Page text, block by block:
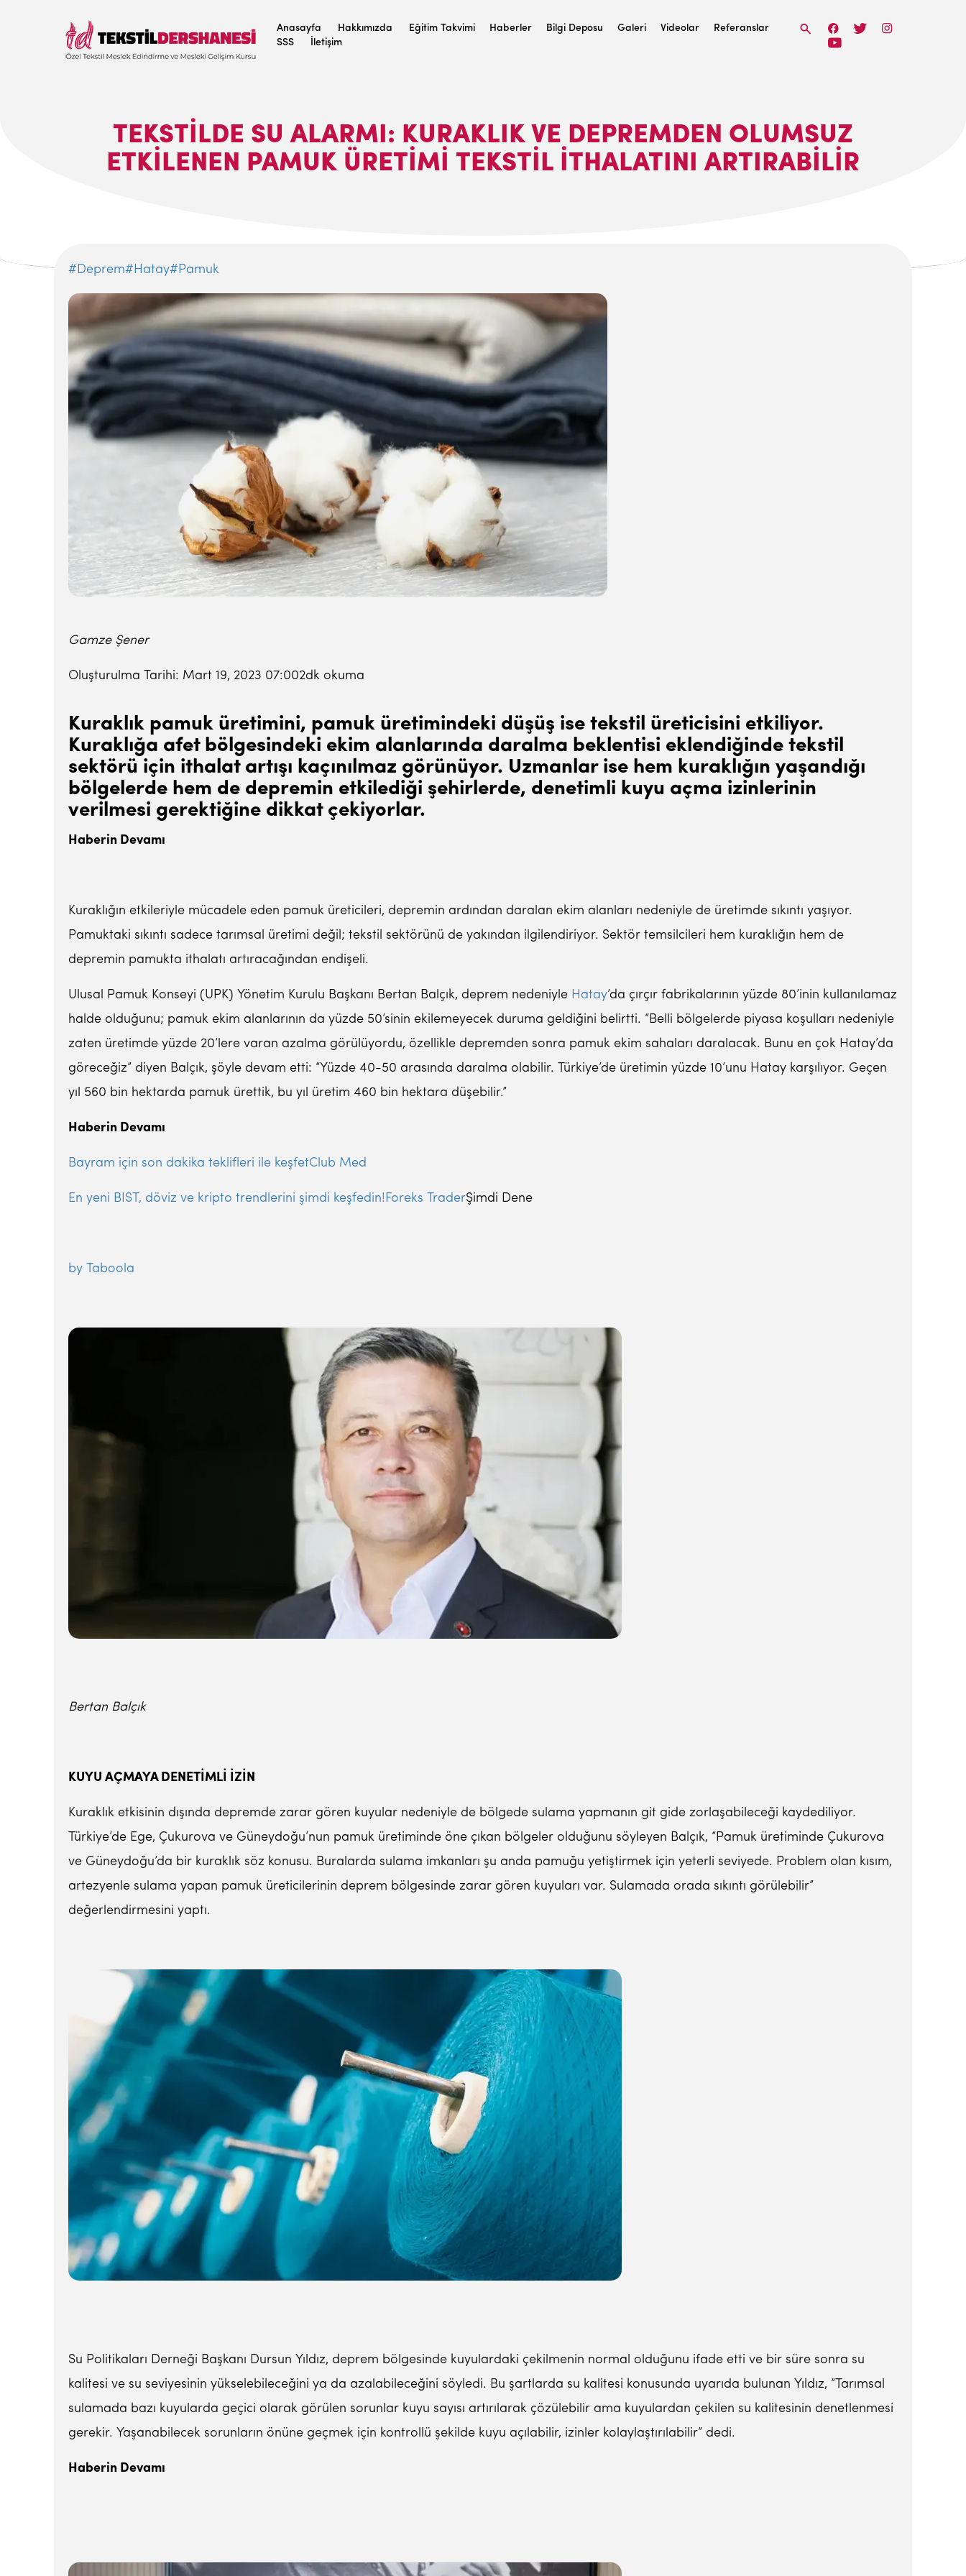
Anasayfa Hakkımızda Eğitim Takvimi Haberler Bilgi Deposu Galeri Videolar
Referanslar
SSS
İletişim
TEKSTILDE SU ALARMI: KURAKLIK VE DEPREMDEN OLUMSUZ
ETKILENEN PAMUK ÜRETIMI TEKSTIL ITHALATINI ARTIRABILIR
#Deprem#Hatay#Pamuk
Gamze Şener
Oluşturulma Tarihi: Mart 19, 2023 07:002dk okuma
Kuraklık pamuk üretimini, pamuk üretimindeki düşüş ise tekstil üreticisini etkiliyor.
Kuraklığa afet bölgesindeki ekim alanlarında daralma beklentisi eklendiğinde tekstil
sektörü için ithalat artışı kaçınılmaz görünüyor. Uzmanlar ise hem kuraklığın yaşandığı
bölgelerde hem de depremin etkilediği şehirlerde, denetimli kuyu açma izinlerinin
verilmesi gerektiğine dikkat çekiyorlar.
Haberin Devamı
Kuraklığın etkileriyle mücadele eden pamuk üreticileri, depremin ardından daralan ekim alanları nedeniyle de üretimde sıkıntı yaşıyor.
Pamuktaki sıkıntı sadece tarımsal üretimi değil; tekstil sektörünü de yakından ilgilendiriyor. Sektör temsilcileri hem kuraklığın hem de
depremin pamukta ithalatı artıracağından endişeli.
Ulusal Pamuk Konseyi (UPK) Yönetim Kurulu Başkanı Bertan Balçık, deprem nedeniyle Hatay’da çırçır fabrikalarının yüzde 80’inin kullanılamaz
halde olduğunu; pamuk ekim alanlarının da yüzde 50’sinin ekilemeyecek duruma geldiğini belirtti. “Belli bölgelerde piyasa koşulları nedeniyle
zaten üretimde yüzde 20’lere varan azalma görülüyordu, özellikle depremden sonra pamuk ekim sahaları daralacak. Bunu en çok Hatay’da
göreceğiz” diyen Balçık, şöyle devam etti: “Yüzde 40-50 arasında daralma olabilir. Türkiye’de üretimin yüzde 10’unu Hatay karşılıyor. Geçen
yıl 560 bin hektarda pamuk ürettik, bu yıl üretim 460 bin hektara düşebilir.”
Haberin Devamı
Bayram için son dakika teklifleri ile keşfetClub Med
En yeni BIST, döviz ve kripto trendlerini şimdi keşfedin!Foreks TraderŞimdi Dene
by Taboola
Bertan Balçık
KUYU AÇMAYA DENETİMLİ İZİN
Kuraklık etkisinin dışında depremde zarar gören kuyular nedeniyle de bölgede sulama yapmanın git gide zorlaşabileceği kaydediliyor.
Türkiye’de Ege, Çukurova ve Güneydoğu’nun pamuk üretiminde öne çıkan bölgeler olduğunu söyleyen Balçık, “Pamuk üretiminde Çukurova
ve Güneydoğu’da bir kuraklık söz konusu. Buralarda sulama imkanları şu anda pamuğu yetiştirmek için yeterli seviyede. Problem olan kısım,
artezyenle sulama yapan pamuk üreticilerinin deprem bölgesinde zarar gören kuyuları var. Sulamada orada sıkıntı görülebilir”
değerlendirmesini yaptı.
Su Politikaları Derneği Başkanı Dursun Yıldız, deprem bölgesinde kuyulardaki çekilmenin normal olduğunu ifade etti ve bir süre sonra su
kalitesi ve su seviyesinin yükselebileceğini ya da azalabileceğini söyledi. Bu şartlarda su kalitesi konusunda uyarıda bulunan Yıldız, “Tarımsal
sulamada bazı kuyularda geçici olarak görülen sorunlar kuyu sayısı artırılarak çözülebilir ama kuyulardan çekilen su kalitesinin denetlenmesi
gerekir. Yaşanabilecek sorunların önüne geçmek için kontrollü şekilde kuyu açılabilir, izinler kolaylaştırılabilir” dedi.
Haberin Devamı